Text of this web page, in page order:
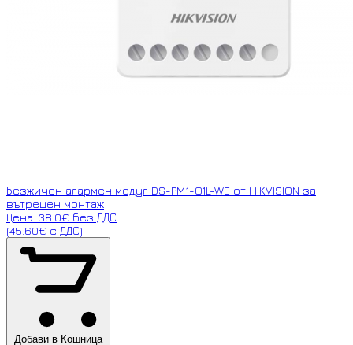
Безжичен алармен модул DS-PM1-O1L-WE от HIKVISION за
вътрешен монтаж
Цена: 38.0€ без ДДС
(45.60€ с ДДС)
Добави в Кошница